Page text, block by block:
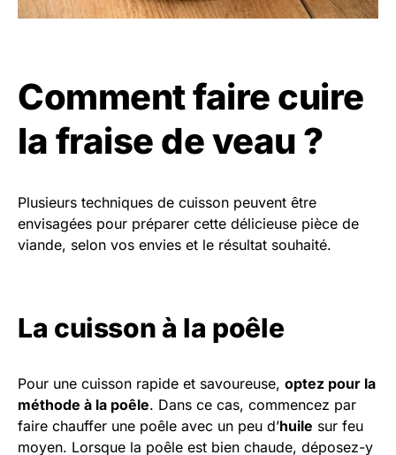
Comment faire cuire
la fraise de veau ?
Plusieurs techniques de cuisson peuvent être
envisagées pour préparer cette délicieuse pièce de
viande, selon vos envies et le résultat souhaité.
La cuisson à la poêle
Pour une cuisson rapide et savoureuse, optez pour la
méthode à la poêle. Dans ce cas, commencez par
faire chauffer une poêle avec un peu d’huile sur feu
moyen. Lorsque la poêle est bien chaude, déposez-y